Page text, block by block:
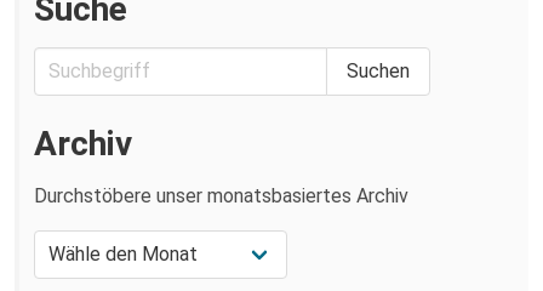
Suche
Archiv
Durchstöbere unser monatsbasiertes Archiv